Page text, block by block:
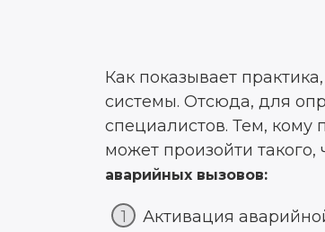
Как показывает
системы. Отсюда, для
специалистов. Тем, кому
может произойти такого,
аварийных вызовов:
Активация